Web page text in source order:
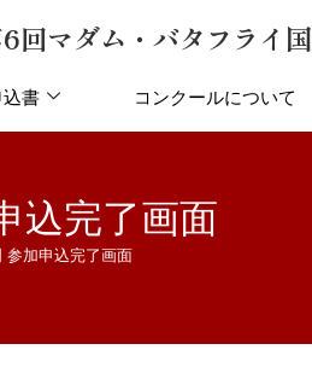
回マダム・バタフライ
書 コンクールについて
込完了画面
参加申込完了画面